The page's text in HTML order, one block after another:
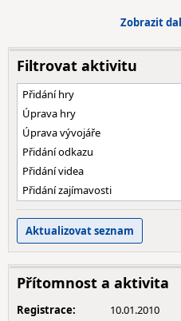
Zobrazit
Filtrovat aktivitu
Přidání hry
Úprava hry
Úprava vývojáře
Přidání odkazu
Přidání videa
Přidání zajímavosti
Přítomnost a aktivita
Registrace:
10.01.2010